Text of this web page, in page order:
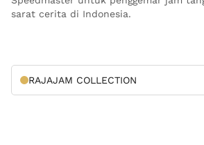
sarat cerita di Indonesia.
RAJAJAM COLLECTION